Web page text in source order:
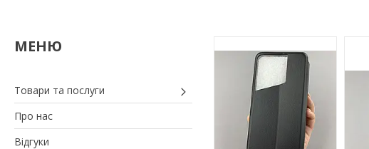
Товари та послуги
Про нас
Відгуки